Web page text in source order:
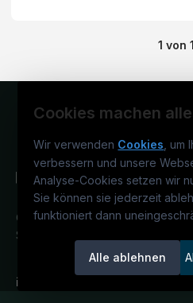
1 von 1
Cookies machen
Wir verwenden Cookies, um
verbessern und unsere
Analyse-Cookies setzen wir
Sie können sie jederzeit
funktioniert dann
Alle ablehnen
Österreichs IT-Karriereportal.Ein
Service der candidatis GmbH.
informatikjobs.at